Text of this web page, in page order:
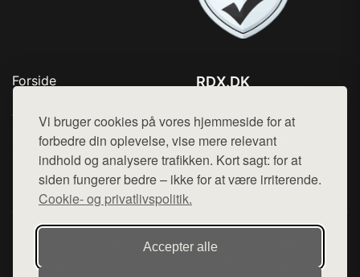
Vi bruger cookies på vores hjemmeside for at
forbedre din oplevelse, vise mere relevant
indhold og analysere trafikken. Kort sagt: for at
siden fungerer bedre – ikke for at være irriterende.
Cookie- og privatlivspolitik.
Accepter alle
Forside
Top Rabatter
Blog
Kontakt
RDX.DK
Mail: hej@want.dk
Cookie- og privatlivspolitik
Denne side er en del af want.dk, der udgiver en række
hjemmesider med præsentation af forskellige produkter fra